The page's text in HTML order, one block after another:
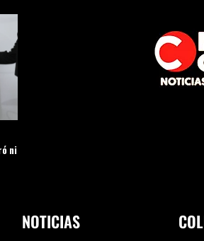
ni
NOTICIAS